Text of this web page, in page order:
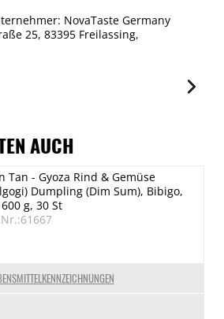
NovaTaste Germany
25, 83395 Freilassing,
AUCH
Tan - Gyoza Rind & Gemüse
Dumpling (Dim Sum), Bibigo,
g, 30 St